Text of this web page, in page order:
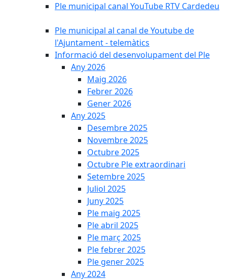
Ple municipal canal YouTube RTV Cardedeu
Ple municipal al canal de Youtube de
l'Ajuntament - telemàtics
Informació del desenvolupament del Ple
Any 2026
Maig 2026
Febrer 2026
Gener 2026
Any 2025
Desembre 2025
Novembre 2025
Octubre 2025
Octubre Ple extraordinari
Setembre 2025
Juliol 2025
Juny 2025
Ple maig 2025
Ple abril 2025
Ple març 2025
Ple febrer 2025
Ple gener 2025
Any 2024